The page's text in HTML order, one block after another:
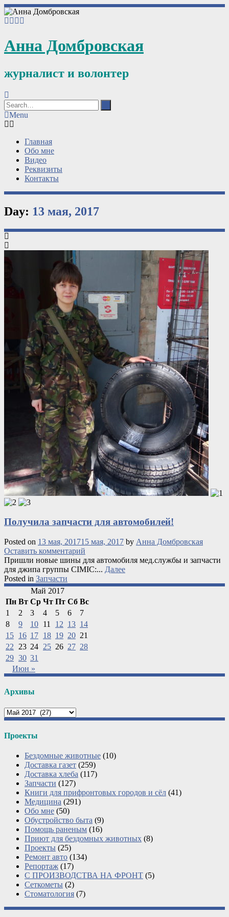
Анна Домбровская
журналист и волонтер
Menu
Главная
Обо мне
Видео
Реквизиты
Контакты
Day: 13 мая, 2017
Получила запчасти для автомобилей!
Posted on 13 мая, 201715 мая, 2017 by Анна Домбровская
Оставить комментарий
Пришли новые шины для автомобиля мед.службы и запчасти
для джипа группы СІМІС:... Далее
Posted in Запчасти
Май 2017
Пн Вт Ср Чт Пт Сб Вс
1
2 3 4 5 6
7
8
9 10 11 12 13 14
15 16 17 18 19 20 21
22
23 24 25 26 27 28
29 30 31
Июн »
Архивы
Архивы
Проекты
Бездомные животные (10)
Доставка газет (259)
Доставка хлеба (117)
Запчасти (127)
Книги для прифронтовых городов и сёл (41)
Медицина (291)
Обо мне (50)
Обустройство быта (9)
Помощь раненым (16)
Приют для бездомных животных (8)
Проекты (25)
Ремонт авто (134)
Репортаж (17)
С ПРОИЗВОДСТВА НА ФРОНТ (5)
Сеткометы (2)
Стоматология (7)